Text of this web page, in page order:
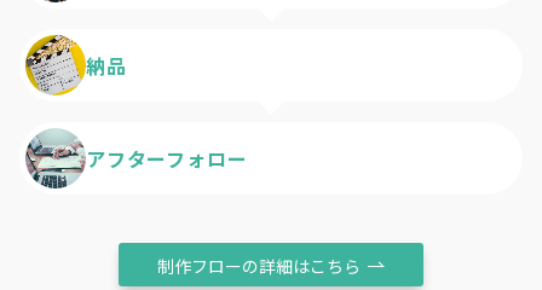
納品
アフターフォロー
制作フローの詳細はこちら